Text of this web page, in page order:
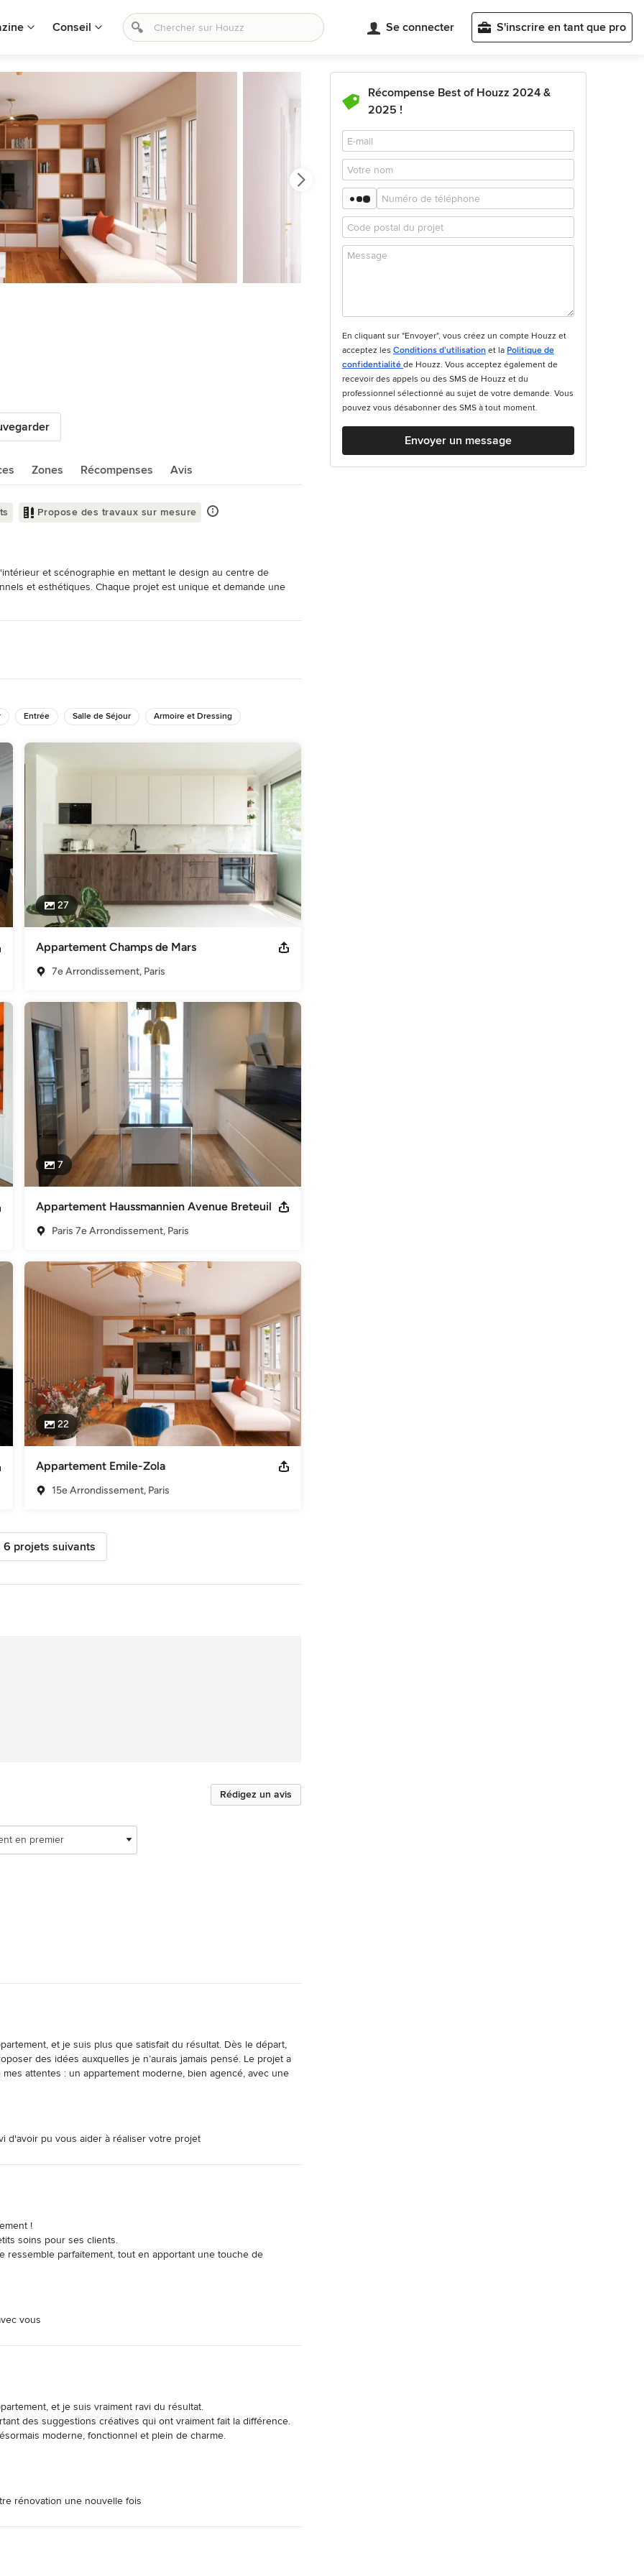
Conseil Se connecter S'inscrire en tant que pro
Zones Récompenses Avis
Propose des travaux sur mesure
et scénographie en mettant le design au centre de
et esthétiques. Chaque projet est unique et demande une
Entrée Salle de Séjour Armoire et Dressing
27
Appartement Champs de Mars
7e Arrondissement, Paris
7
Appartement Haussmannien Avenue Breteuil
Paris 7e Arrondissement, Paris
22
Appartement Emile-Zola
15e Arrondissement, Paris
projets suivants
Rédigez un avis
en premier
et je suis plus que satisfait du résultat. Dès le départ,
des idées auxquelles je n’aurais jamais pensé. Le projet a
attentes : un appartement moderne, bien agencé, avec une
d'avoir pu vous aider à réaliser votre projet
!
soins pour ses clients.
ressemble parfaitement, tout en apportant une touche de
est bien au-delà de mes attentes. Je recommande vivement
!!!
vous
et je suis vraiment ravi du résultat.
des suggestions créatives qui ont vraiment fait la différence.
moderne, fonctionnel et plein de charme.
rénovation une nouvelle fois
Récompense Best of Houzz 2024 &
2025 !
En cliquant sur "Envoyer", vous créez un compte Houzz et
acceptez les Conditions d'utilisation et la Politique de
confidentialité de Houzz. Vous acceptez également de
recevoir des appels ou des SMS de Houzz et du
professionnel sélectionné au sujet de votre demande. Vous
pouvez vous désabonner des SMS à tout moment.
Envoyer un message